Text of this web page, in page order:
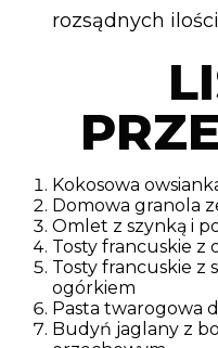
rozsądnych
Kokosowa
Domowa granola
Omlet z szynką i
Tosty francuskie z
Tosty francuskie z
ogórkiem
Pasta twarogowa
Budyń jaglany z